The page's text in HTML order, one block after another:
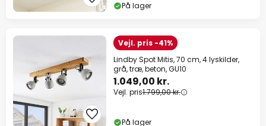
På lager
Vejl. pris -41%
Lindby Spot Mitis, 70 cm, 4 lyskilder,
grå, træ, beton, GU10
1.049,00 kr.
Vejl. pris1.799,00 kr.
På lager